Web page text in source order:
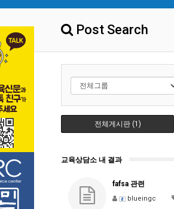
Post Search
전체게시판 (1)
교육상담소 내 결과
fafsa 관련
blueingc